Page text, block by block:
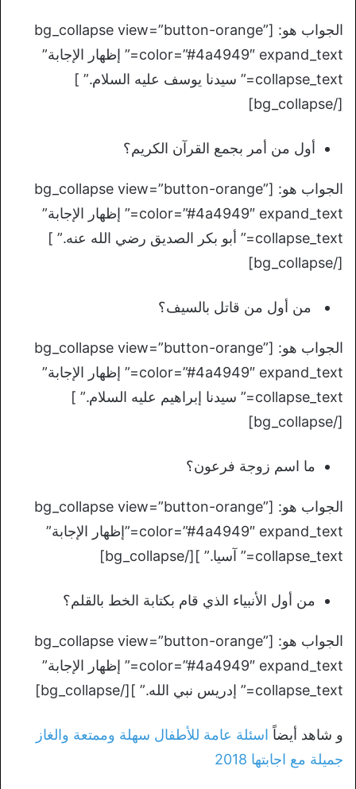
الجواب هو: [bg_collapse view=”button-orange”
color=”#4a4949″ expand_text=” إظهار الإجابة”
collapse_text=” سيدنا يوسف عليه السلام.” ]
[/bg_collapse]
أول من أمر بجمع القرآن الكريم؟
الجواب هو: [bg_collapse view=”button-orange”
color=”#4a4949″ expand_text=” إظهار الإجابة”
collapse_text=” أبو بكر الصديق رضي الله عنه.” ]
[/bg_collapse]
من أول من قاتل بالسيف؟
الجواب هو: [bg_collapse view=”button-orange”
color=”#4a4949″ expand_text=” إظهار الإجابة”
collapse_text=” سيدنا إبراهيم عليه السلام.” ]
[/bg_collapse]
ما اسم زوجة فرعون؟
الجواب هو: [bg_collapse view=”button-orange”
color=”#4a4949″ expand_text=”إظهار الإجابة”
collapse_text=” آسيا.” ][/bg_collapse]
من أول الأنبياء الذي قام بكتابة الخط بالقلم؟
الجواب هو: [bg_collapse view=”button-orange”
color=”#4a4949″ expand_text=” إظهار الإجابة”
collapse_text=” إدريس نبي الله.” ][/bg_collapse]
و شاهد أيضاً اسئلة عامة للأطفال سهلة وممتعة والغاز
جميلة مع اجابتها 2018